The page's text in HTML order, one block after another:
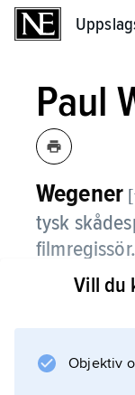
Paul
Wegener
tysk
filmregissör.
Wegener
versioner av
Vill du
Objektiv